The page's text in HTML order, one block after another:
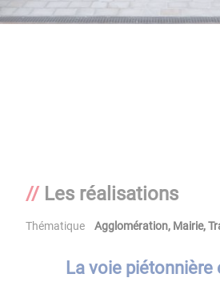
Les réalisations
Thématique Agglomération, Mairie,
La voie piétonnière